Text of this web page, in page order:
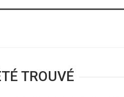
TROUVÉ